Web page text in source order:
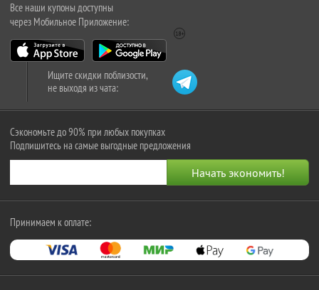
Все наши купоны доступны
через Мобильное Приложение:
Ищите скидки поблизости,
не выходя из чата:
Сэкономьте до 90% при любых покупках
Подпишитесь на самые выгодные предложения
Принимаем к оплате: